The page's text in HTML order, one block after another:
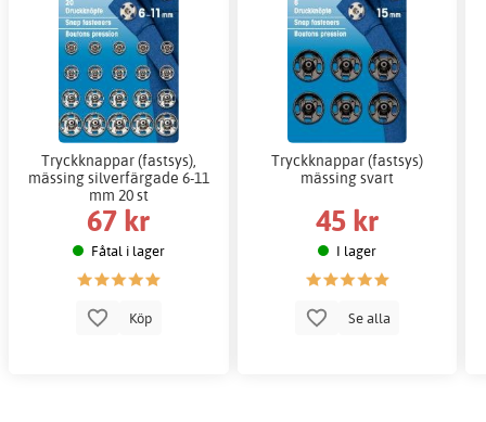
Tryckknappar (fastsys),
mässing silverfärgade 6-11
mm 20 st
67 kr
Fåtal i lager
Köp
Tryckknappar (fastsys)
mässing svart
45 kr
I lager
Se alla